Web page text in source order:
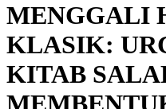
MENGGALI
KLASIK:
KITAB